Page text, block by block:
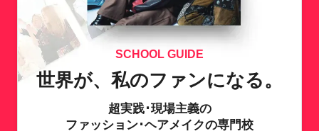
SCHOOL GUIDE
世界が、私のファンになる。
超実践･現場主義の
ファッション･ヘアメイクの専門校